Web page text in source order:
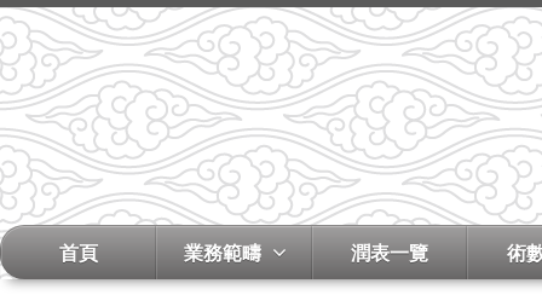
首頁 業務範疇 潤表一覽 術